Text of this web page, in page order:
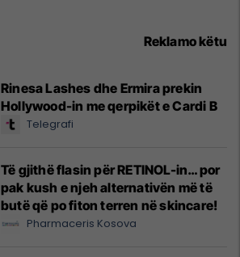
Reklamo këtu
Rinesa Lashes dhe Ermira prekin
Hollywood-in me qerpikët e Cardi B
Telegrafi
Të gjithë flasin për RETINOL-in… por
pak kush e njeh alternativën më të
butë që po fiton terren në skincare!
Pharmaceris Kosova